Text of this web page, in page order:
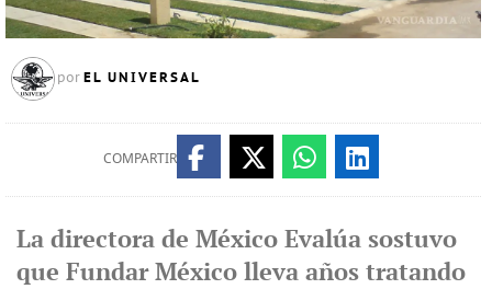
por EL UNIVERSAL
COMPARTIR
La directora de México Evalúa sostuvo
que Fundar México lleva años tratando